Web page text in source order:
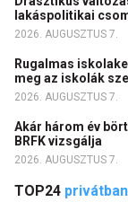
lakáspolitikai
2026. AUGUSZTUS 7.
Rugalmas
meg az iskolák
2026. AUGUSZTUS 7.
Akár három év
BRFK vizsgálja
2026. AUGUSZTUS 7.
TOP24